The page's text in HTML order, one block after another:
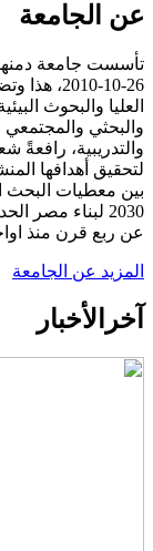
عن الجامعة
العليا والبحوث
والبحثي والمجتمعي
والتدريبية، رافعةً
لتحقيق أهدافها
بين معطيات البحث
2030 لبناء مصر
عن ربع قرن منذ
المزيد عن الجامعة
آخر الأخبار